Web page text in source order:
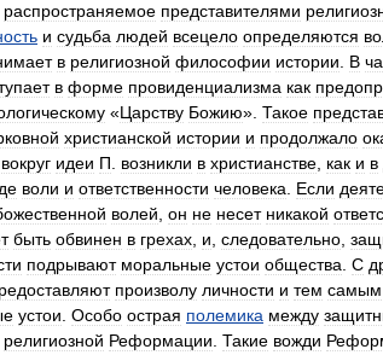
распространяемое представителями
и судьба людей всецело определяются
в религиозной философии истории В
в форме провиденциализма как
«Царству Божию». Такое
христианской истории и продолжало
вокруг идеи П возникли в христианстве как и в
воли и ответственности человека Если
волей он не несет никакой
быть обвинен в грехах и следовательно
подрывают моральные устои общества С
произволу личности и тем самым
устои Особо острая полемика между
религиозной Реформации Такие вожди